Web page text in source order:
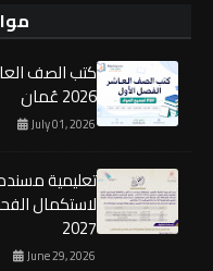
2026 عُمان
July 01, 2026
تعليمية
2027
June 29, 2026